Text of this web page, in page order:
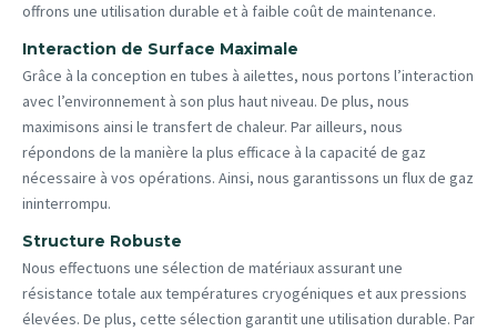
offrons une utilisation durable et à faible coût de maintenance.
Interaction de Surface Maximale
Grâce à la conception en tubes à ailettes, nous portons l’interaction
avec l’environnement à son plus haut niveau. De plus, nous
maximisons ainsi le transfert de chaleur. Par ailleurs, nous
répondons de la manière la plus efficace à la capacité de gaz
nécessaire à vos opérations. Ainsi, nous garantissons un flux de gaz
ininterrompu.
Structure Robuste
Nous effectuons une sélection de matériaux assurant une
résistance totale aux températures cryogéniques et aux pressions
élevées. De plus, cette sélection garantit une utilisation durable. Par